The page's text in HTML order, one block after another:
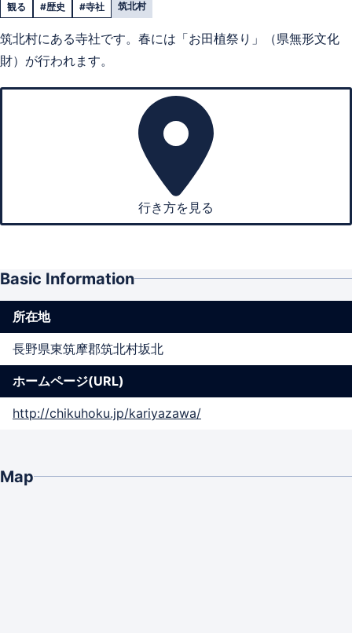
観る #歴史 #寺社 筑北村
筑北村にある寺社です。春には「お田植祭り」（県無形文化
財）が行われます。
行き方を見る
Basic Information
所在地
長野県東筑摩郡筑北村坂北
ホームページ(URL)
http://chikuhoku.jp/kariyazawa/
Map